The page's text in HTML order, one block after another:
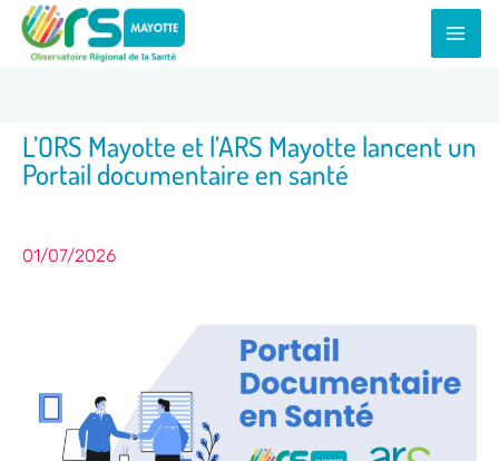
Aller
contenu
L’ORS Mayotte et l’ARS Mayotte lancent un
Portail documentaire en santé
01/07/2026